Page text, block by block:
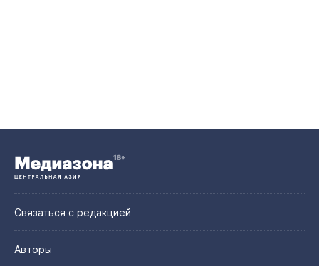
Связаться с редакцией
Авторы